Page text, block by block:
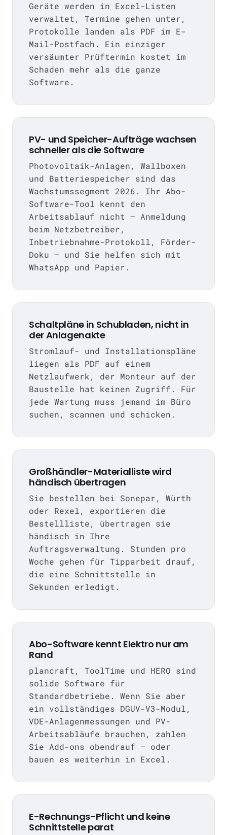
Geräte werden in Excel-Listen
verwaltet, Termine gehen unter,
Protokolle landen als PDF im E-
Mail-Postfach. Ein einziger
versäumter Prüftermin kostet im
Schaden mehr als die ganze
Software.
PV- und Speicher-Aufträge wachsen
schneller als die Software
Photovoltaik-Anlagen, Wallboxen
und Batteriespeicher sind das
Wachstumssegment 2026. Ihr Abo-
Software-Tool kennt den
Arbeitsablauf nicht — Anmeldung
beim Netzbetreiber,
Inbetriebnahme-Protokoll, Förder-
Doku — und Sie helfen sich mit
WhatsApp und Papier.
Schaltpläne in Schubladen, nicht in
der Anlagenakte
Stromlauf- und Installationspläne
liegen als PDF auf einem
Netzlaufwerk, der Monteur auf der
Baustelle hat keinen Zugriff. Für
jede Wartung muss jemand im Büro
suchen, scannen und schicken.
Großhändler-Materialliste wird
händisch übertragen
Sie bestellen bei Sonepar, Würth
oder Rexel, exportieren die
Bestellliste, übertragen sie
händisch in Ihre
Auftragsverwaltung. Stunden pro
Woche gehen für Tipparbeit drauf,
die eine Schnittstelle in
Sekunden erledigt.
Abo-Software kennt Elektro nur am
Rand
plancraft, ToolTime und HERO sind
solide Software für
Standardbetriebe. Wenn Sie aber
ein vollständiges DGUV-V3-Modul,
VDE-Anlagenmessungen und PV-
Arbeitsabläufe brauchen, zahlen
Sie Add-ons obendrauf — oder
bauen es weiterhin in Excel.
E-Rechnungs-Pflicht und keine
Schnittstelle parat